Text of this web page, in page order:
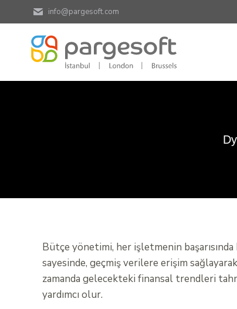
info@pargesoft.com
Bütçe yönetimi, her işletmenin
sayesinde, geçmiş verilere erişim
zamanda gelecekteki finansal trendleri
yardımcı olur.